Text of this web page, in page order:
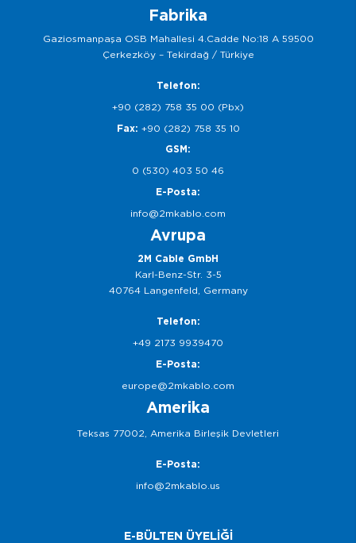
Fabrika
Gaziosmanpaşa OSB Mahallesi 4.Cadde No:18 A 59500
Çerkezköy – Tekirdağ / Türkiye
Telefon:
+90 (282) 758 35 00 (Pbx)
Fax: +90 (282) 758 35 10
GSM:
0 (530) 403 50 46
E-Posta:
info@2mkablo.com
Avrupa
2M Cable GmbH
Karl-Benz-Str. 3-5
40764 Langenfeld, Germany
Telefon:
+49 2173 9939470
E-Posta:
europe@2mkablo.com
Amerika
Teksas 77002, Amerika Birleşik Devletleri
E-Posta:
info@2mkablo.us
E-BÜLTEN ÜYELİĞİ